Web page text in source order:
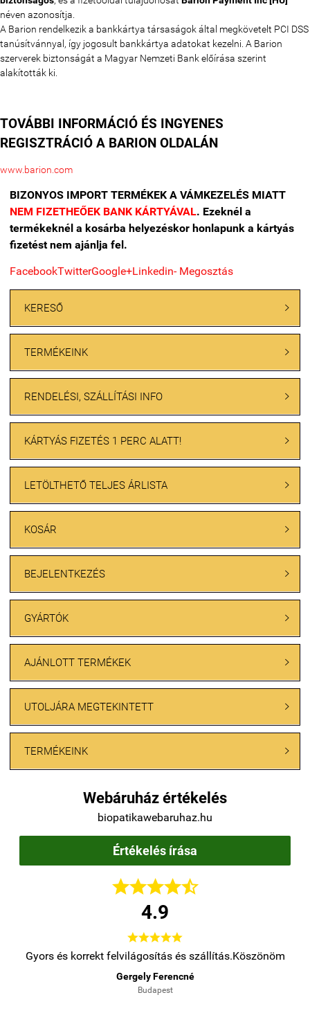
néven azonosítja.
A Barion rendelkezik a bankkártya társaságok által megkövetelt PCI DSS
tanúsítvánnyal, így jogosult bankkártya adatokat kezelni. A Barion
szerverek biztonságát a Magyar Nemzeti Bank előírása szerint
alakították ki.
TOVÁBBI INFORMÁCIÓ ÉS INGYENES
REGISZTRÁCIÓ A BARION OLDALÁN
www.barion.com
BIZONYOS IMPORT TERMÉKEK A VÁMKEZELÉS MIATT
NEM FIZETHEŐEK BANK KÁRTYÁVAL. Ezeknél a
termékeknél a kosárba helyezéskor honlapunk a kártyás
fizetést nem ajánlja fel.
FacebookTwitterGoogle+Linkedin- Megosztás
KERESŐ 
TERMÉKEINK 
RENDELÉSI, SZÁLLÍTÁSI INFO 
KÁRTYÁS FIZETÉS 1 PERC ALATT! 
LETÖLTHETŐ TELJES ÁRLISTA 
KOSÁR 
BEJELENTKEZÉS 
GYÁRTÓK 
AJÁNLOTT TERMÉKEK 
UTOLJÁRA MEGTEKINTETT 
TERMÉKEINK 
Webáruház értékelés
biopatikawebaruhaz.hu
Értékelés írása

4.9

Gyors és korrekt felvilágosítás és szállítás.Köszönöm
Gergely Ferencné
Budapest